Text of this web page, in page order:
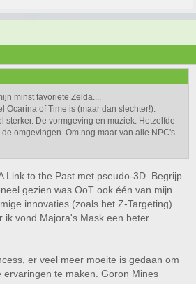
minst favoriete Zelda....
Ocarina of Time is (maar dan slechter!).
sterker. De vormgeving en muziek. Hetzelfde
omgevingen. Om nog maar van alle NPC's
Link to the Past met pseudo-3D. Begrijp
gezien was OoT ook één van mijn
innovaties (zoals het Z-Targeting)
ik vond Majora's Mask een beter
er veel meer moeite is gedaan om
ervaringen te maken. Goron Mines